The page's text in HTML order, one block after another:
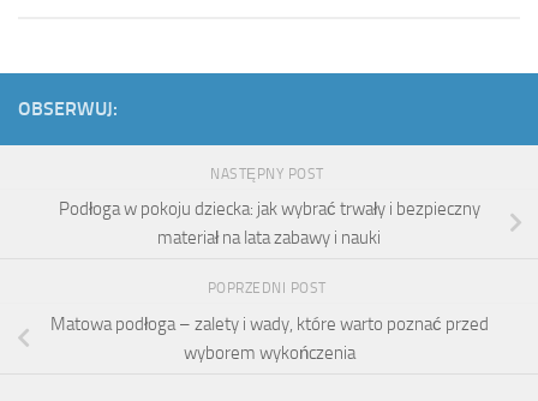
OBSERWUJ:
NASTĘPNY POST
Podłoga w pokoju dziecka: jak wybrać trwały i bezpieczny
materiał na lata zabawy i nauki
POPRZEDNI POST
Matowa podłoga – zalety i wady, które warto poznać przed
wyborem wykończenia